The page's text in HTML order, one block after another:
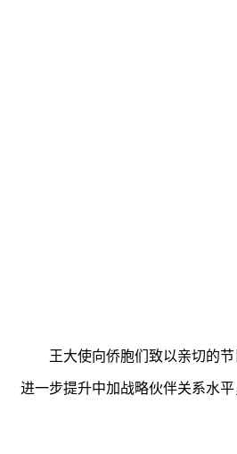
王大使向侨胞们致以亲切的
进一步提升中加战略伙伴关系水